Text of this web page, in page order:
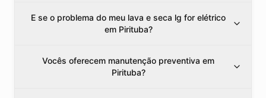
E se o problema do meu lava e seca lg for elétrico
em Pirituba?
Vocês oferecem manutenção preventiva em
Pirituba?